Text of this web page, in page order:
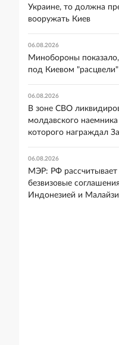
Украине, то должна
вооружать Киев
06.08.2026
Минобороны показало,
под Киевом "расцвели"
06.08.2026
В зоне СВО
молдавского
которого награждал
06.08.2026
МЭР: РФ рассчитывает
безвизовые
Индонезией и